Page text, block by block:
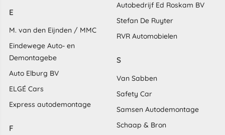
E
M. van den Eijnden / MMC
Eindewege Auto- en
Demontagebe
Auto Elburg BV
ELGÉ Cars
Express autodemontage
F
Autobedrijf Ed Roskam BV
Stefan De Ruyter
RVR Automobielen
S
Van Sabben
Safety Car
Samsen Autodemontage
Schaap & Bron